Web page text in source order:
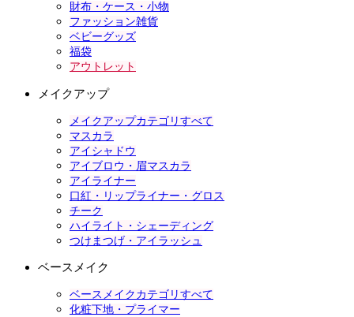
財布・ケース・小物
ファッション雑貨
ベビーグッズ
福袋
アウトレット
メイクアップ
メイクアップカテゴリすべて
マスカラ
アイシャドウ
アイブロウ・眉マスカラ
アイライナー
口紅・リップライナー・グロス
チーク
ハイライト・シェーディング
つけまつげ・アイラッシュ
ベースメイク
ベースメイクカテゴリすべて
化粧下地・プライマー